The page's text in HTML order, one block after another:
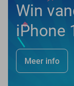
Win
iPhone
Meer info